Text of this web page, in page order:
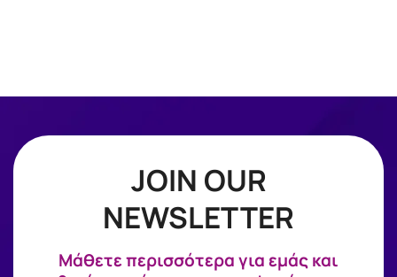
JOIN OUR
NEWSLETTER
Mάθετε περισσότερα για εμάς και